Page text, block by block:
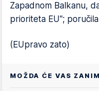
Zapadnom Balkanu,
prioriteta EU";
(EUpravo zato)
MOŽDA ĆE VAS